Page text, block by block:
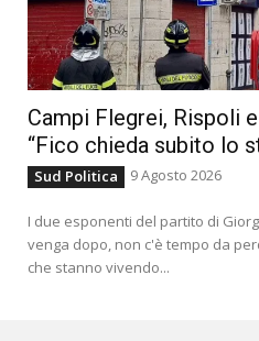
Campi Flegrei, Rispoli
“Fico chieda subito lo
Sud Politica 9 Agosto 2026
I due esponenti del partito di
venga dopo, non c'è tempo da
che stanno vivendo...